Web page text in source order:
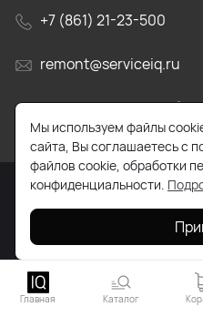
+7 (861) 21-23-500
remont@serviceiq.ru
г. Краснодар, ул.
2026 © Все права
Главная Каталог
Мы используем файлы
сайта, Вы соглашаетесь с
файлов cookie, обработки
конфиденциальности.